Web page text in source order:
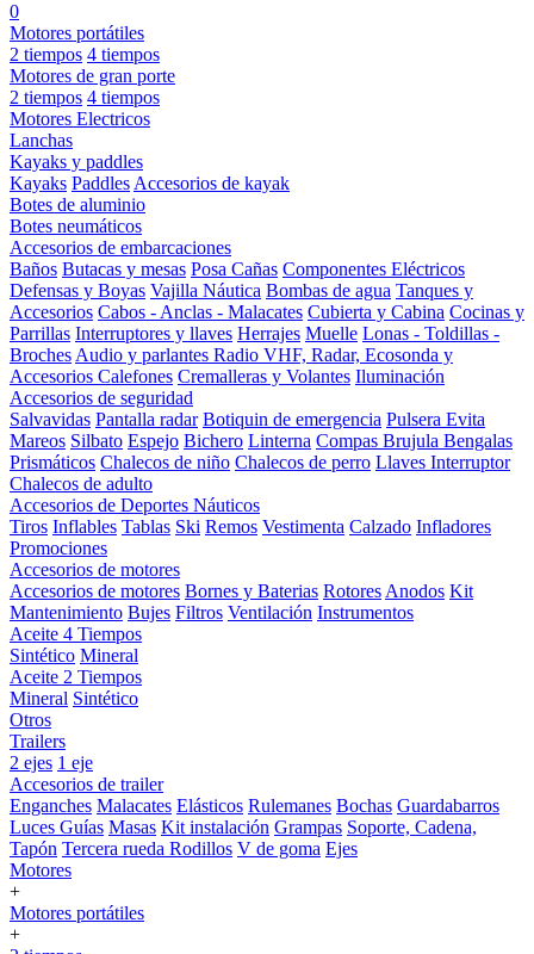
0
Motores portátiles
2 tiempos 4 tiempos
Motores de gran porte
2 tiempos 4 tiempos
Motores Electricos
Lanchas
Kayaks y paddles
Kayaks Paddles Accesorios de kayak
Botes de aluminio
Botes neumáticos
Accesorios de embarcaciones
Baños Butacas y mesas Posa Cañas Componentes Eléctricos
Defensas y Boyas Vajilla Náutica Bombas de agua Tanques y
Accesorios Cabos - Anclas - Malacates Cubierta y Cabina Cocinas y
Parrillas Interruptores y llaves Herrajes Muelle Lonas - Toldillas -
Broches Audio y parlantes Radio VHF, Radar, Ecosonda y
Accesorios Calefones Cremalleras y Volantes Iluminación
Accesorios de seguridad
Salvavidas Pantalla radar Botiquin de emergencia Pulsera Evita
Mareos Silbato Espejo Bichero Linterna Compas Brujula Bengalas
Prismáticos Chalecos de niño Chalecos de perro Llaves Interruptor
Chalecos de adulto
Accesorios de Deportes Náuticos
Tiros Inflables Tablas Ski Remos Vestimenta Calzado Infladores
Promociones
Accesorios de motores
Accesorios de motores Bornes y Baterias Rotores Anodos Kit
Mantenimiento Bujes Filtros Ventilación Instrumentos
Aceite 4 Tiempos
Sintético Mineral
Aceite 2 Tiempos
Mineral Sintético
Otros
Trailers
2 ejes 1 eje
Accesorios de trailer
Enganches Malacates Elásticos Rulemanes Bochas Guardabarros
Luces Guías Masas Kit instalación Grampas Soporte, Cadena,
Tapón Tercera rueda Rodillos V de goma Ejes
Motores
+
Motores portátiles
+